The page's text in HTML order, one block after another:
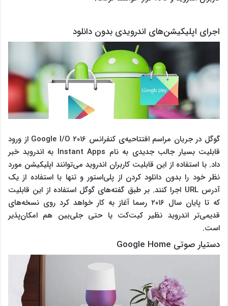
اجرای اپلیکیشن‌های اندرویدی بدون دانلود
گوگل در جریان مراسم افتتاحیه‌ی کنفرانس Google I/O ۲۰۱۶ از ورود
قابلیت بسیار جالب جدیدی به نام Instant Apps به اندروید خبر
داد. با استفاده از این قابلیت کاربران اندروید می‌توانند اپلیکیشن مورد
نظر خود را بدون دانلود کردن از پلی‌استور و تنها با استفاده از یک
آدرس URL اجرا کنند. بر طبق گفته‌های گوگل استفاده از این قابلیت
که تا پایان سال ۲۰۱۶ رسما آغاز به کار خواهد کرد روی نسخه‌های
قدیمی‌تر اندروید نظیر کیت‌کت یا حتی جلی‌بین هم امکان‌پذیر
است.
دستیار صوتی Google Home